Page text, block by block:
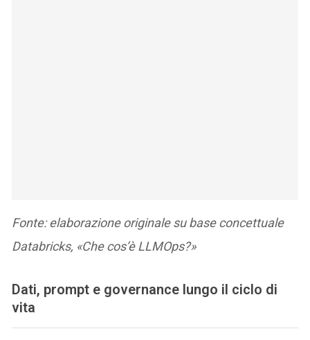
Fonte: elaborazione originale su base concettuale
Databricks, «Che cos’è LLMOps?»
Dati, prompt e governance lungo il ciclo di
vita